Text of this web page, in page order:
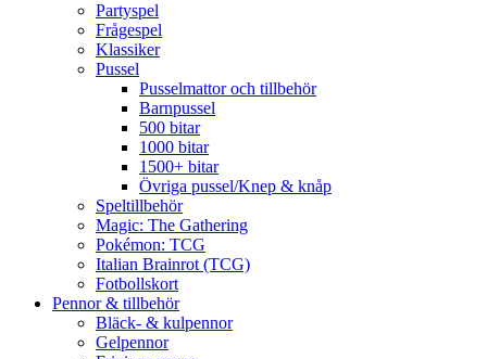
Partyspel
Frågespel
Klassiker
Pussel
Pusselmattor och tillbehör
Barnpussel
500 bitar
1000 bitar
1500+ bitar
Övriga pussel/Knep & knåp
Speltillbehör
Magic: The Gathering
Pokémon: TCG
Italian Brainrot (TCG)
Fotbollskort
Pennor & tillbehör
Bläck- & kulpennor
Gelpennor